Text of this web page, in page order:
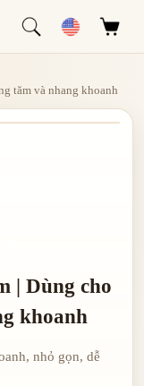
tăm và nhang khoanh
| Dùng cho
khoanh
nhỏ gọn, dễ